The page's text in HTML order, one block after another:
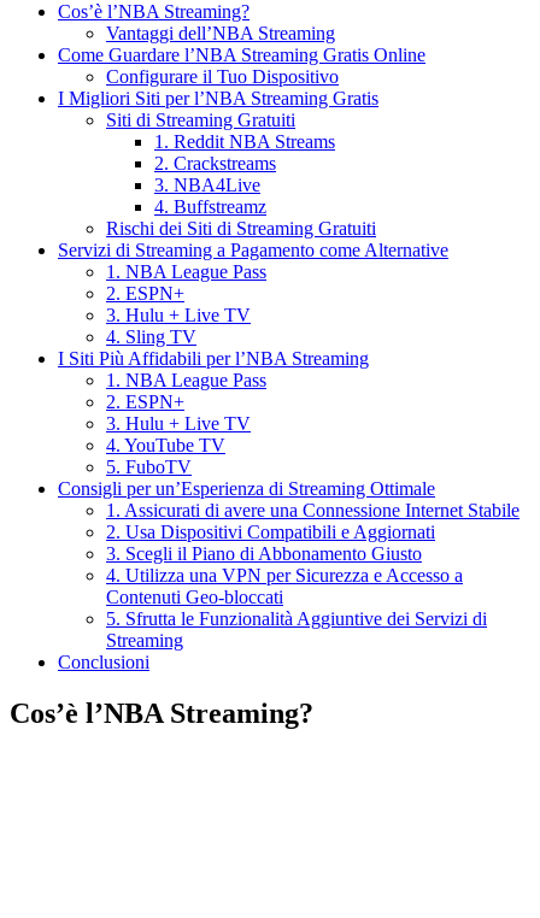
Cos’è l’NBA Streaming?
Vantaggi dell’NBA Streaming
Come Guardare l’NBA Streaming Gratis Online
Configurare il Tuo Dispositivo
I Migliori Siti per l’NBA Streaming Gratis
Siti di Streaming Gratuiti
1. Reddit NBA Streams
2. Crackstreams
3. NBA4Live
4. Buffstreamz
Rischi dei Siti di Streaming Gratuiti
Servizi di Streaming a Pagamento come Alternative
1. NBA League Pass
2. ESPN+
3. Hulu + Live TV
4. Sling TV
I Siti Più Affidabili per l’NBA Streaming
1. NBA League Pass
2. ESPN+
3. Hulu + Live TV
4. YouTube TV
5. FuboTV
Consigli per un’Esperienza di Streaming Ottimale
1. Assicurati di avere una Connessione Internet Stabile
2. Usa Dispositivi Compatibili e Aggiornati
3. Scegli il Piano di Abbonamento Giusto
4. Utilizza una VPN per Sicurezza e Accesso a
Contenuti Geo-bloccati
5. Sfrutta le Funzionalità Aggiuntive dei Servizi di
Streaming
Conclusioni
Cos’è l’NBA Streaming?